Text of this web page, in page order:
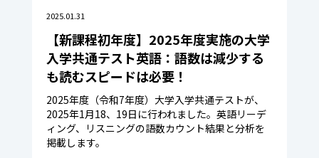
2025.01.31
【新課程初年度】2025年度実施の大学
入学共通テスト英語：語数は減少する
も読むスピードは必要！
2025年度（令和7年度）大学入学共通テストが、
2025年1月18、19日に行われました。英語リーデ
ィング、リスニングの語数カウント結果と分析を
掲載します。